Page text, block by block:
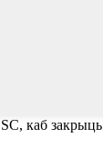
каб закрыць